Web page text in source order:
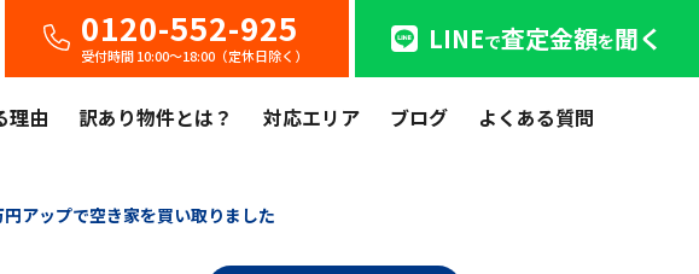
理由 訳あり物件とは？ 対応エリア ブログ よくある質問
0120-552-925
受付時間 10:00〜18:00（定休日除く） LINEで査定金額を聞く
アップで空き家を買い取りました